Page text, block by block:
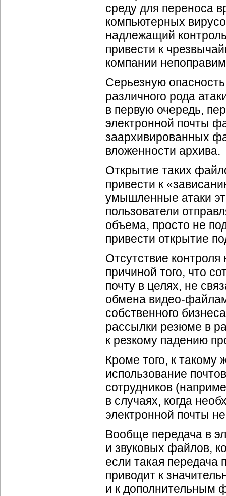
среду для переноса
компьютерных
надлежащий
привести к
компании
Серьезную
различного рода
в первую очередь,
электронной почты
заархивированных
вложенности архива.
Открытие таких
привести к
умышленные атаки
пользователи
объема, просто не
привести открытие
Отсутствие
причиной того, что
почту в целях, не
обмена видео-
собственного
рассылки резюме в
к резкому падению
Кроме того, к такому
использование
сотрудников
в случаях, когда
электронной почты
Вообще передача в
и звуковых файлов,
если такая передача
приводит к
и к дополнительным